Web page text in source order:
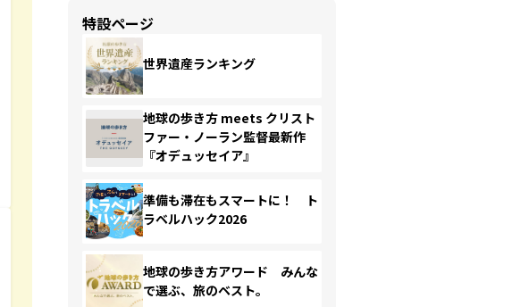
特設ページ
世界遺産ランキング
地球の歩き方 meets クリスト
ファー・ノーラン監督最新作
『オデュッセイア』
準備も滞在もスマートに！ ト
ラベルハック2026
地球の歩き方アワード みんな
で選ぶ、旅のベスト。